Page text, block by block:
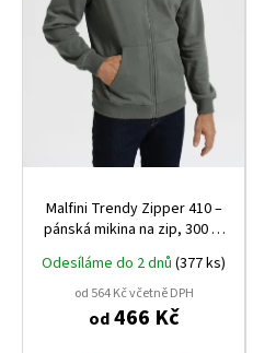
Malfini Trendy Zipper 410 –
pánská mikina na zip, 300 g,
počesaná vnitřní strana,
nejúspěšnější mikina Malfini
Odesíláme do 2 dnů (377 ks)
od 564 Kč včetně DPH
od466 Kč